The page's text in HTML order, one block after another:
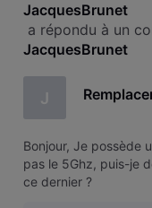
JacquesBrunet
a répondu à un
JacquesBrunet
J
Bonjour, Je possède
pas le 5Ghz, puis-je
ce dernier ?